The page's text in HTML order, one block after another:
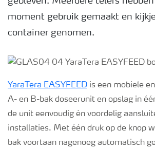
Webinars
moment gebruik gemaakt en
container genomen.
YaraTera EASYFEED is een mobiele
A- en B-bak doseerunit en opslag in
de unit eenvoudig én voordelig
installaties. Met één druk op de knop
bak voortaan nagenoeg automatisch